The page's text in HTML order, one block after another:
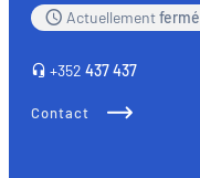
qualité
Actuellementfermé
+352 437 437
Contact